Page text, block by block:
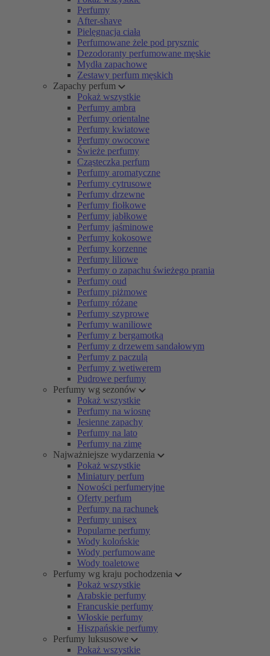
Perfumy
After-shave
Pielęgnacja ciała
Perfumowane żele pod prysznic
Dezodoranty perfumowane męskie
Mydła zapachowe
Zestawy perfum męskich
Zapachy perfum
Pokaż wszystkie
Perfumy ambra
Perfumy orientalne
Perfumy kwiatowe
Perfumy owocowe
Świeże perfumy
Cząsteczka perfum
Perfumy aromatyczne
Perfumy cytrusowe
Perfumy drzewne
Perfumy fiołkowe
Perfumy jabłkowe
Perfumy jaśminowe
Perfumy kokosowe
Perfumy korzenne
Perfumy liliowe
Perfumy o zapachu świeżego prania
Perfumy oud
Perfumy piżmowe
Perfumy różane
Perfumy szyprowe
Perfumy waniliowe
Perfumy z bergamotką
Perfumy z drzewem sandałowym
Perfumy z paczulą
Perfumy z wetiwerem
Pudrowe perfumy
Perfumy wg sezonów
Pokaż wszystkie
Perfumy na wiosnę
Jesienne zapachy
Perfumy na lato
Perfumy na zimę
Najważniejsze wydarzenia
Pokaż wszystkie
Miniatury perfum
Nowości perfumeryjne
Oferty perfum
Perfumy na rachunek
Perfumy unisex
Popularne perfumy
Wody kolońskie
Wody perfumowane
Wody toaletowe
Perfumy wg kraju pochodzenia
Pokaż wszystkie
Arabskie perfumy
Francuskie perfumy
Włoskie perfumy
Hiszpańskie perfumy
Perfumy luksusowe
Pokaż wszystkie